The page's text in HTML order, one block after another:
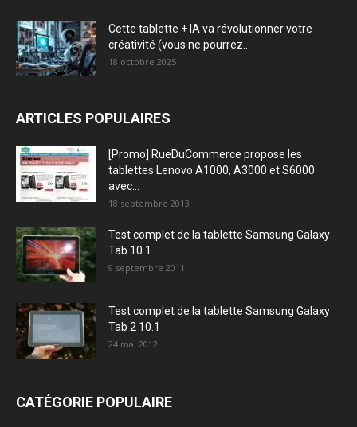
Cette tablette + IA va révolutionner votre
créativité (vous ne pourrez...
18 octobre 2025
ARTICLES POPULAIRES
[Promo] RueDuCommerce propose les
tablettes Lenovo A1000, A3000 et S6000
avec...
18 septembre 2013
Test complet de la tablette Samsung Galaxy
Tab 10.1
9 septembre 2011
Test complet de la tablette Samsung Galaxy
Tab 2 10.1
24 mai 2012
CATÉGORIE POPULAIRE